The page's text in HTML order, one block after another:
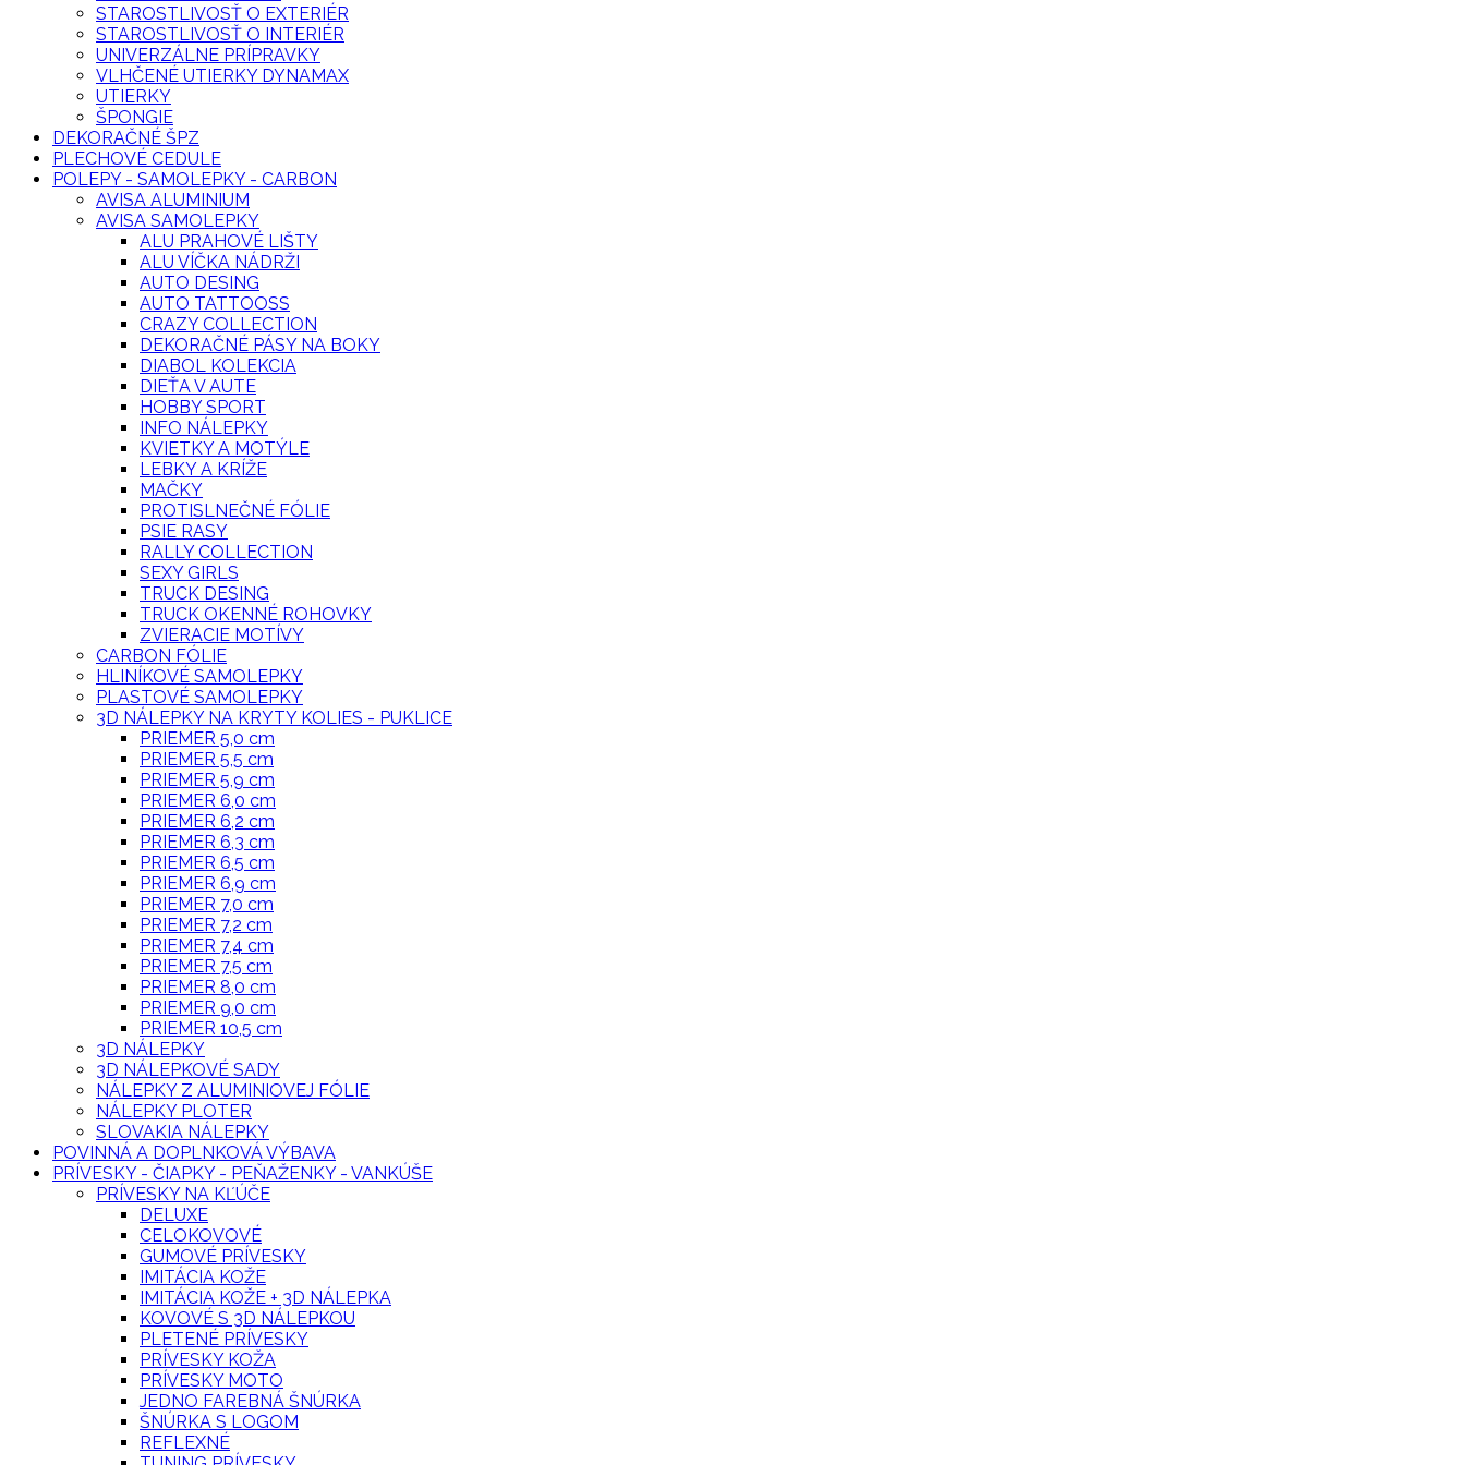
STAROSTLIVOSŤ O EXTERIÉR
STAROSTLIVOSŤ O INTERIÉR
UNIVERZÁLNE PRÍPRAVKY
VLHČENÉ UTIERKY DYNAMAX
UTIERKY
ŠPONGIE
DEKORAČNÉ ŠPZ
PLECHOVÉ CEDULE
POLEPY - SAMOLEPKY - CARBON
AVISA ALUMINIUM
AVISA SAMOLEPKY
ALU PRAHOVÉ LIŠTY
ALU VÍČKA NÁDRŽI
AUTO DESING
AUTO TATTOOSS
CRAZY COLLECTION
DEKORAČNÉ PÁSY NA BOKY
DIABOL KOLEKCIA
DIEŤA V AUTE
HOBBY SPORT
INFO NÁLEPKY
KVIETKY A MOTÝLE
LEBKY A KRÍŽE
MAČKY
PROTISLNEČNÉ FÓLIE
PSIE RASY
RALLY COLLECTION
SEXY GIRLS
TRUCK DESING
TRUCK OKENNÉ ROHOVKY
ZVIERACIE MOTÍVY
CARBON FÓLIE
HLINÍKOVÉ SAMOLEPKY
PLASTOVÉ SAMOLEPKY
3D NÁLEPKY NA KRYTY KOLIES - PUKLICE
PRIEMER 5,0 cm
PRIEMER 5,5 cm
PRIEMER 5,9 cm
PRIEMER 6,0 cm
PRIEMER 6,2 cm
PRIEMER 6,3 cm
PRIEMER 6,5 cm
PRIEMER 6,9 cm
PRIEMER 7,0 cm
PRIEMER 7,2 cm
PRIEMER 7,4 cm
PRIEMER 7,5 cm
PRIEMER 8,0 cm
PRIEMER 9,0 cm
PRIEMER 10,5 cm
3D NÁLEPKY
3D NÁLEPKOVÉ SADY
NÁLEPKY Z ALUMINIOVEJ FÓLIE
NÁLEPKY PLOTER
SLOVAKIA NÁLEPKY
POVINNÁ A DOPLNKOVÁ VÝBAVA
PRÍVESKY - ČIAPKY - PEŇAŽENKY - VANKÚŠE
PRÍVESKY NA KĽÚČE
DELUXE
CELOKOVOVÉ
GUMOVÉ PRÍVESKY
IMITÁCIA KOŽE
IMITÁCIA KOŽE + 3D NÁLEPKA
KOVOVÉ S 3D NÁLEPKOU
PLETENÉ PRÍVESKY
PRÍVESKY KOŽA
PRÍVESKY MOTO
JEDNO FAREBNÁ ŠNÚRKA
ŠNÚRKA S LOGOM
REFLEXNÉ